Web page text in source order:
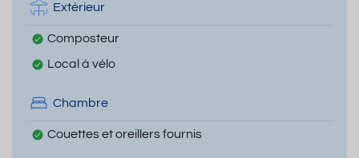
Extérieur
Composteur
Local à vélo
Chambre
Couettes et oreillers fournis